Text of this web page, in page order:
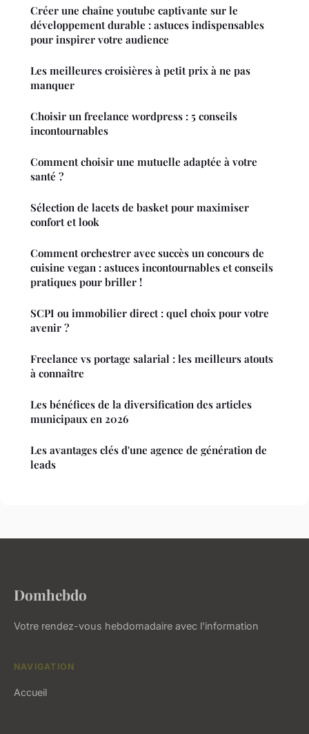
Créer une chaîne youtube captivante sur le
développement durable : astuces indispensables
pour inspirer votre audience
Les meilleures croisières à petit prix à ne pas
manquer
Choisir un freelance wordpress : 5 conseils
incontournables
Comment choisir une mutuelle adaptée à votre
santé ?
Sélection de lacets de basket pour maximiser
confort et look
Comment orchestrer avec succès un concours de
cuisine vegan : astuces incontournables et conseils
pratiques pour briller !
SCPI ou immobilier direct : quel choix pour votre
avenir ?
Freelance vs portage salarial : les meilleurs atouts
à connaître
Les bénéfices de la diversification des articles
municipaux en 2026
Les avantages clés d'une agence de génération de
leads
Domhebdo
Votre rendez-vous hebdomadaire avec l'information
NAVIGATION
Accueil